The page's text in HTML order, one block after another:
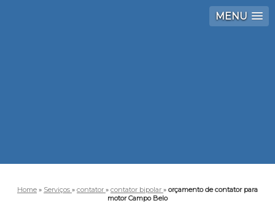
MENU
Home » Serviços » contator » contator bipolar » orçamento de contator para
motor Campo Belo